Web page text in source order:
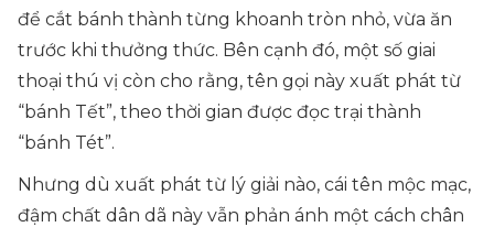
để cắt bánh thành từng khoanh tròn nhỏ, vừa ăn
trước khi thưởng thức. Bên cạnh đó, một số giai
thoại thú vị còn cho rằng, tên gọi này xuất phát từ
“bánh Tết”, theo thời gian được đọc trại thành
“bánh Tét”.
Nhưng dù xuất phát từ lý giải nào, cái tên mộc mạc,
đậm chất dân dã này vẫn phản ánh một cách chân